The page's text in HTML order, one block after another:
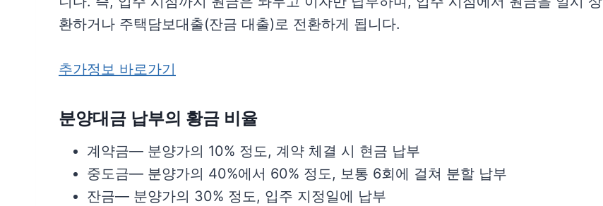
환하거나 주택담보대출(잔금 대출)로 전환하게 됩니다.
추가정보 바로가기
분양대금 납부의 황금 비율
계약금— 분양가의 10% 정도, 계약 체결 시 현금 납부
중도금— 분양가의 40%에서 60% 정도, 보통 6회에 걸쳐 분할 납부
잔금— 분양가의 30% 정도, 입주 지정일에 납부